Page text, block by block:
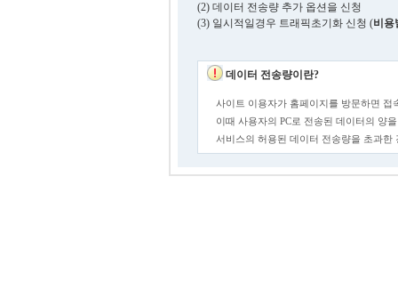
(2) 데이터 전송량 추가 옵션을 신청
(3) 일시적일경우 트래픽초기화 신청 (비용
데이터 전송량이란?
사이트 이용자가 홈페이지를 방문하면 접
이때 사용자의 PC로 전송된 데이터의 양
서비스의 허용된 데이터 전송량을 초과